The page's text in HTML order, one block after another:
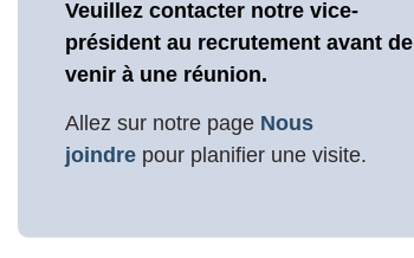
Veuillez contacter notre vice-
président au recrutement avant de
venir à une réunion.
Allez sur notre page Nous
joindre pour planifier une visite.